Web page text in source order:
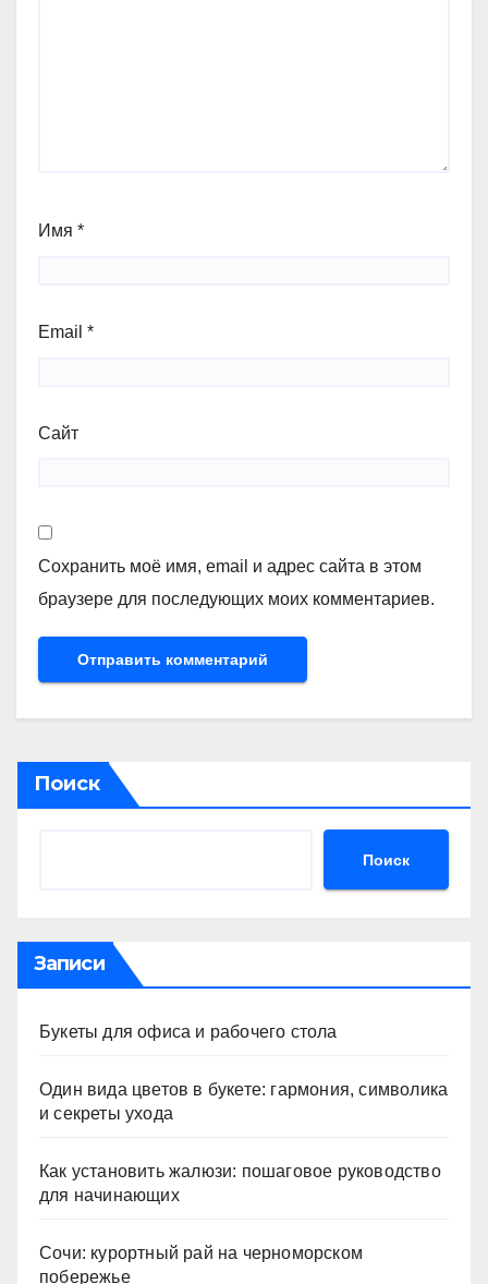
Имя *
Email *
Сайт
Сохранить моё имя, email и адрес сайта в этом
браузере для последующих моих комментариев.
Поиск
Поиск
Записи
Букеты для офиса и рабочего стола
Один вида цветов в букете: гармония, символика
и секреты ухода
Как установить жалюзи: пошаговое руководство
для начинающих
Сочи: курортный рай на черноморском
побережье